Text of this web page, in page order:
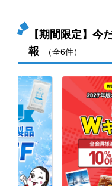
【期間限定】今
報
（全6件）